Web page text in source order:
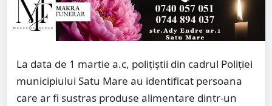
La data de 1 martie a.c, polițiștii din cadrul Poliției
municipiului Satu Mare au identificat persoana
care ar fi sustras produse alimentare dintr-un